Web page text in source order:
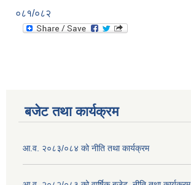
०८१/०८२
बजेट तथा कार्यक्रम
आ.व. २०८३/०८४ को नीति तथा कार्यक्रम